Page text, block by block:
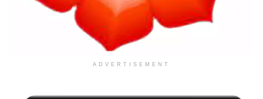
ADVERTISEMENT